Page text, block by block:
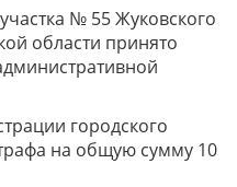
№ 55 Жуковского
области принято
городского
на общую сумму 10